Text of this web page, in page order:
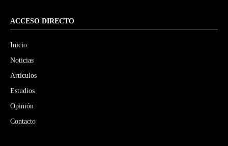
ACCESO DIRECTO
Inicio
Noticias
Artículos
Estudios
Opinión
Contacto